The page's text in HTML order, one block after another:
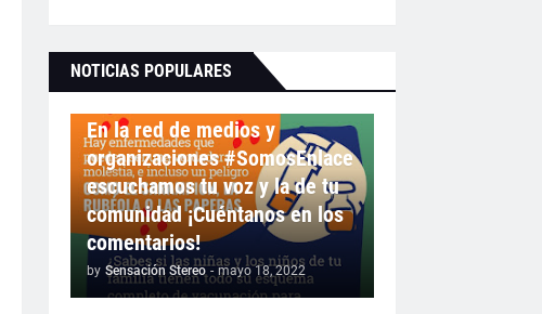
NOTICIAS POPULARES
En la red de medios y
organizaciones #SomosEnlace
escuchamos tu voz y la de tu
comunidad ¡Cuéntanos en los
comentarios!
by Sensación Stereo - mayo 18, 2022